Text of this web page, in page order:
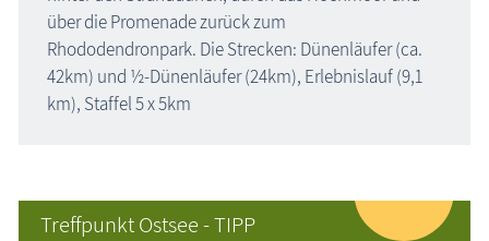
über die Promenade zurück zum
Rhododendronpark. Die Strecken: Dünenläufer (ca.
42km) und ½-Dünenläufer (24km), Erlebnislauf (9,1
km), Staffel 5 x 5km
Treffpunkt Ostsee - TIPP